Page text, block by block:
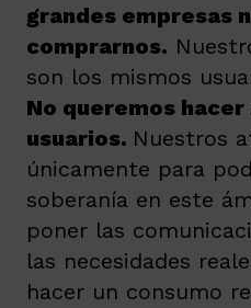
grandes empresas
comprarnos.
son los mismos
No queremos
usuarios. Nuestros
únicamente para
soberanía en este
poner las
las necesidades
hacer un consumo